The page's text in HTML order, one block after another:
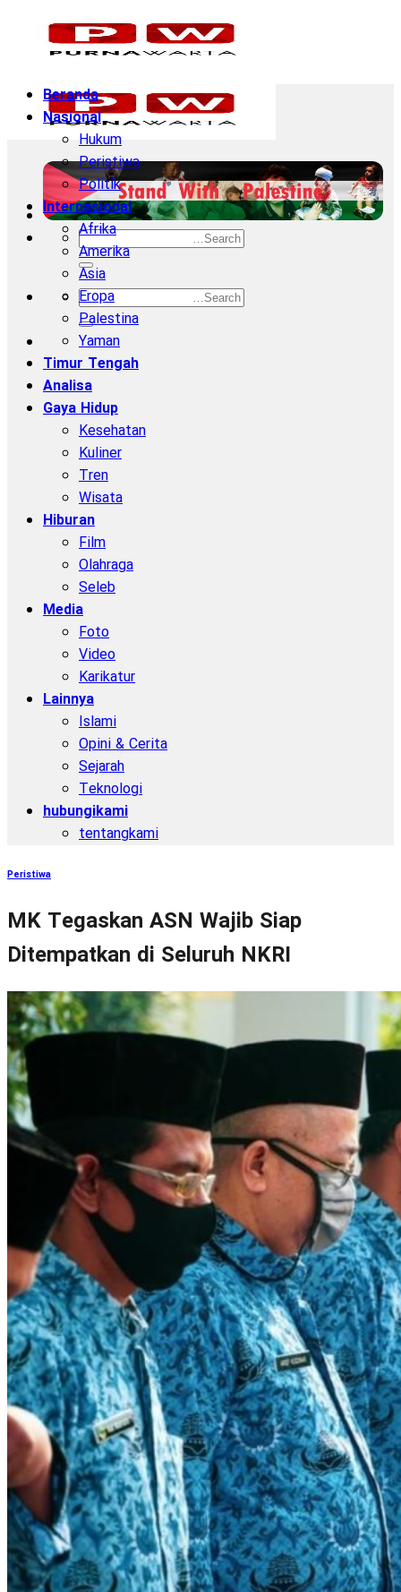
content
Beranda
Nasional
Hukum
Peristiwa
Politik
Internasional
Afrika
Amerika
Asia
Eropa
Palestina
Yaman
Timur Tengah
Analisa
Gaya Hidup
Kesehatan
Kuliner
Tren
Wisata
Hiburan
Film
Olahraga
Seleb
Media
Foto
Video
Karikatur
Lainnya
Islami
Opini & Cerita
Sejarah
Teknologi
hubungikami
tentangkami
Peristiwa
MK Tegaskan ASN Wajib Siap
Ditempatkan di Seluruh NKRI